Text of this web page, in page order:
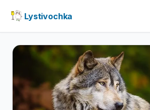
Lystivochka